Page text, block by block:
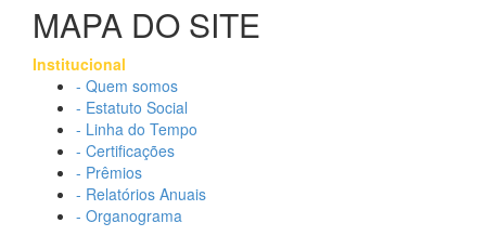
MAPA DO SITE
Institucional
- Quem somos
- Estatuto Social
- Linha do Tempo
- Certificações
- Prêmios
- Relatórios Anuais
- Organograma